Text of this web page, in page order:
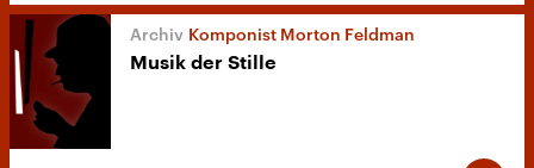
Komponist Morton Feldman
Musik der Stille